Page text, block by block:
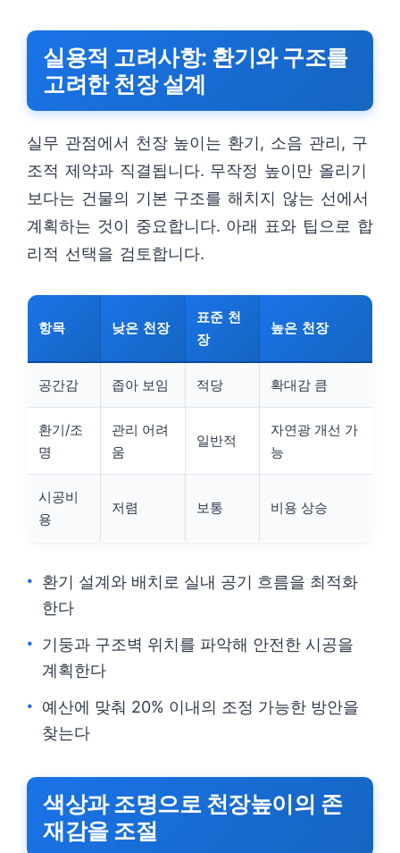
실용적 고려사항: 환기와 구조를
고려한 천장 설계
실무 관점에서 천장 높이는 환기, 소음 관리, 구
조적 제약과 직결됩니다. 무작정 높이만 올리기
보다는 건물의 기본 구조를 해치지 않는 선에서
계획하는 것이 중요합니다. 아래 표와 팁으로 합
리적 선택을 검토합니다.
항목 낮은 천장
표준 천
장
높은 천장
공간감 좁아 보임 적당 확대감 큼
환기/조
명
관리 어려
움
일반적
자연광 개선 가
능
시공비
용
저렴 보통 비용 상승
환기 설계와 배치로 실내 공기 흐름을 최적화
한다
기둥과 구조벽 위치를 파악해 안전한 시공을
계획한다
예산에 맞춰 20% 이내의 조정 가능한 방안을
찾는다
색상과 조명으로 천장높이의 존
재감을 조절